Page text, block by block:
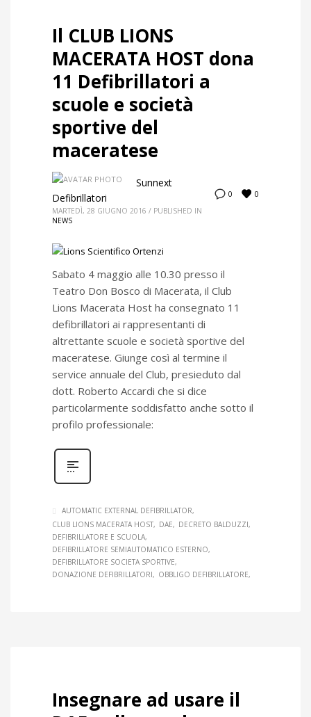
Il CLUB LIONS
MACERATA HOST dona
11 Defibrillatori a
scuole e società
sportive del
maceratese
0 0
Sunnext
Defibrillatori
MARTEDÌ, 28 GIUGNO 2016 / PUBLISHED IN
NEWS
Sabato 4 maggio alle 10.30 presso il
Teatro Don Bosco di Macerata, il Club
Lions Macerata Host ha consegnato 11
defibrillatori ai rappresentanti di
altrettante scuole e società sportive del
maceratese. Giunge così al termine il
service annuale del Club, presieduto dal
dott. Roberto Accardi che si dice
particolarmente soddisfatto anche sotto il
profilo professionale:
AUTOMATIC EXTERNAL DEFIBRILLATOR
CLUB LIONS MACERATA HOST
DAE
DECRETO BALDUZZI
DEFIBRILLATORE E SCUOLA
DEFIBRILLATORE SEMIAUTOMATICO ESTERNO
DEFIBRILLATORE SOCIETA SPORTIVE
DONAZIONE DEFIBRILLATORI
OBBLIGO DEFIBRILLATORE
Insegnare ad usare il